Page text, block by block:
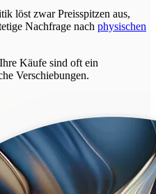
löst zwar Preisspitzen aus,
Nachfrage nach physischen
Ihre Käufe sind oft ein
Verschiebungen.